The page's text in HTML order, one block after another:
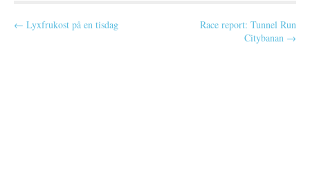
P
← Lyxfrukost på en tisdag
Race report: Tunnel Run
Citybanan →